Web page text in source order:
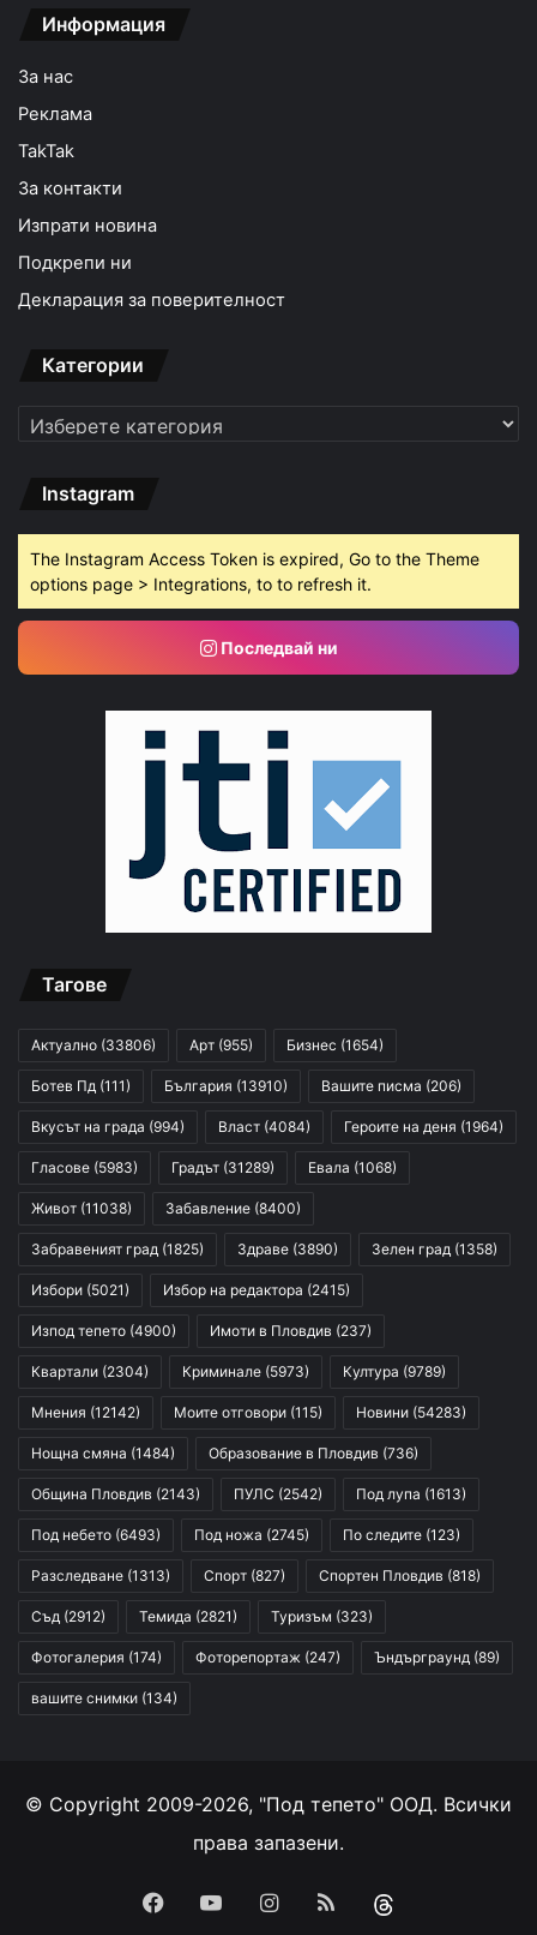
Информация
За нас
Реклама
TakTak
За контакти
Изпрати новина
Подкрепи ни
Декларация за поверителност
Категории
Категории
Instagram
The Instagram Access Token is expired, Go to the Theme
options page > Integrations, to to refresh it.
Последвай ни
Тагове
Актуално (33806) Арт (955) Бизнес (1654)
Ботев Пд (111) България (13910) Вашите писма (206)
Вкусът на града (994) Власт (4084) Героите на деня (1964)
Гласове (5983) Градът (31289) Евала (1068)
Живот (11038) Забавление (8400)
Забравеният град (1825) Здраве (3890) Зелен град (1358)
Избори (5021) Избор на редактора (2415)
Изпод тепето (4900) Имоти в Пловдив (237)
Квартали (2304) Криминале (5973) Култура (9789)
Мнения (12142) Моите отговори (115) Новини (54283)
Нощна смяна (1484) Образование в Пловдив (736)
Община Пловдив (2143) ПУЛС (2542) Под лупа (1613)
Под небето (6493) Под ножа (2745) По следите (123)
Разследване (1313) Спорт (827) Спортен Пловдив (818)
Съд (2912) Темида (2821) Туризъм (323)
Фотогалерия (174) Фоторепортаж (247) Ъндърграунд (89)
вашите снимки (134)
© Copyright 2009-2026, "Под тепето" ООД. Всички
права запазени.
Facebook
YouTubeInstagram
RSS